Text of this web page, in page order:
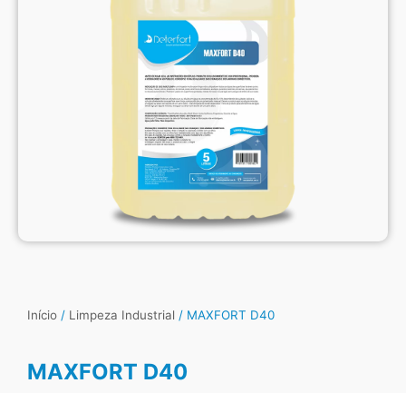
Início / Limpeza Industrial / MAXFORT D40
MAXFORT D40